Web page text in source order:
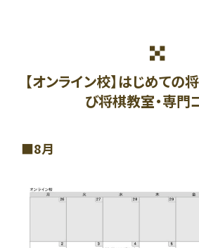
【オンライン校】はじめての
び将棋教室・専門
8月